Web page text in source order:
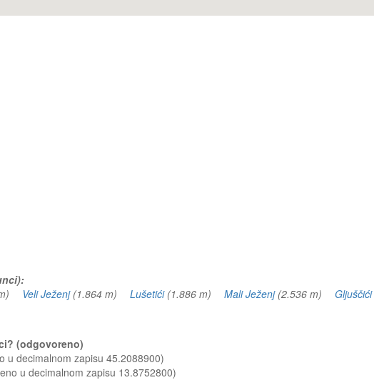
Veli Ježenj(1.864 m) Lušetići(1.886 m) Mali Ježenj(2.536 m) Gljuščići
(odgovoreno)
u decimalnom zapisu 45.2088900)
u decimalnom zapisu 13.8752800)